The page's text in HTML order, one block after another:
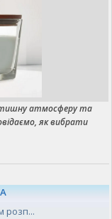
атмосферу та
як вибрати
розп...